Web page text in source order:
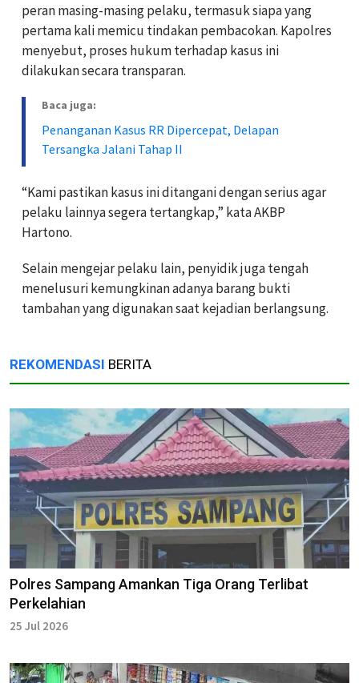
peran masing-masing pelaku, termasuk siapa yang
pertama kali memicu tindakan pembacokan. Kapolres
menyebut, proses hukum terhadap kasus ini
dilakukan secara transparan.
Baca juga:
Penanganan Kasus RR Dipercepat, Delapan
Tersangka Jalani Tahap II
“Kami pastikan kasus ini ditangani dengan serius agar
pelaku lainnya segera tertangkap,” kata AKBP
Hartono.
Selain mengejar pelaku lain, penyidik juga tengah
menelusuri kemungkinan adanya barang bukti
tambahan yang digunakan saat kejadian berlangsung.
REKOMENDASI BERITA
Polres Sampang Amankan Tiga Orang Terlibat
Perkelahian
25 Jul 2026